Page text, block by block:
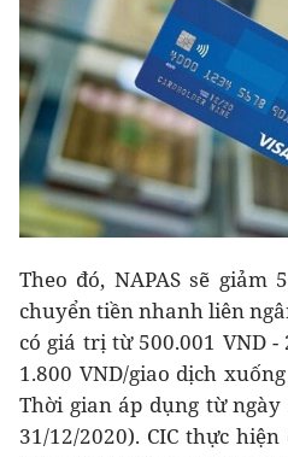
Theo đó, NAPAS sẽ
chuyển tiền nhanh liên
có giá trị từ 500.001 VND -
1.800 VND/giao dịch
Thời gian áp dụng từ
31/12/2020). CIC thực